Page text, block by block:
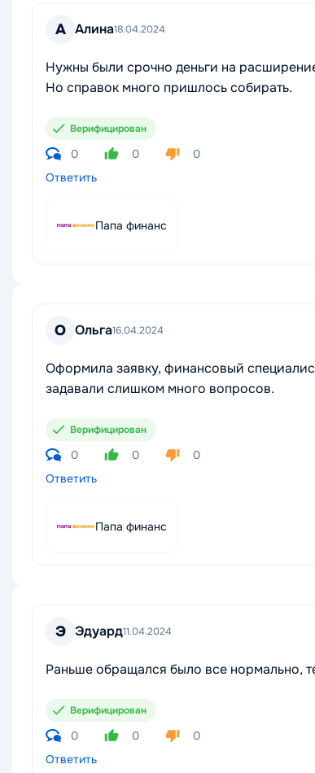
А Алина18.04.2024
Нужны были срочно деньги на
Но справок много пришлось собирать.
Верифицирован
0 0
0
Ответить
Папа финанс
О Ольга16.04.2024
Оформила заявку, финансовый
задавали слишком много вопросов.
Верифицирован
0 0
0
Ответить
Папа финанс
Э Эдуард11.04.2024
Раньше обращался было все нормально,
Верифицирован
0 0
0
Ответить